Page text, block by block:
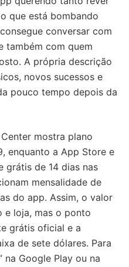
que está bombando
conversar com
também com quem
A própria descrição
novos sucessos e
pouco tempo depois da
mostra plano
enquanto a App Store e
grátis de 14 dias nas
mensalidade de
do app. Assim, o valor
e loja, mas o ponto
grátis oficial e a
de sete dólares. Para
na Google Play ou na